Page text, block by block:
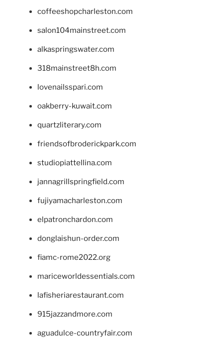
coffeeshopcharleston.com
salon104mainstreet.com
alkaspringswater.com
318mainstreet8h.com
lovenailsspari.com
oakberry-kuwait.com
quartzliterary.com
friendsofbroderickpark.com
studiopiattellina.com
jannagrillspringfield.com
fujiyamacharleston.com
elpatronchardon.com
donglaishun-order.com
fiamc-rome2022.org
mariceworldessentials.com
lafisheriarestaurant.com
915jazzandmore.com
aguadulce-countryfair.com